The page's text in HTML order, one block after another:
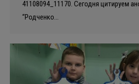
41108094_11170. Сегодня цитируем
“Родченко…